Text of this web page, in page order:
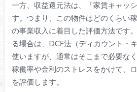
一方、収益還元法は、「家賃キャッ
す。つまり、この物件はどのくらい
の事業収入に着目した評価方法です
る場合は、DCF法（ディカウント・
使いますが、通常はそこまで必要な
稼働率や金利のストレスをかけて、
を評価します。